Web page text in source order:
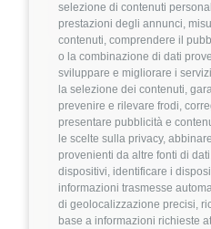
selezione di contenuti
prestazioni degli annunci,
contenuti, comprendere il
o la combinazione di dati
sviluppare e migliorare i
la selezione dei contenuti,
prevenire e rilevare frodi,
presentare pubblicità e
le scelte sulla privacy,
provenienti da altre fonti di
dispositivi, identificare i
informazioni trasmesse
di geolocalizzazione precisi,
base a informazioni richieste
Product Engineer
🏢 Welyk x Callimacus.ai
4 FuffAnnuncio
💰 Fino a 85.000€ all'anno